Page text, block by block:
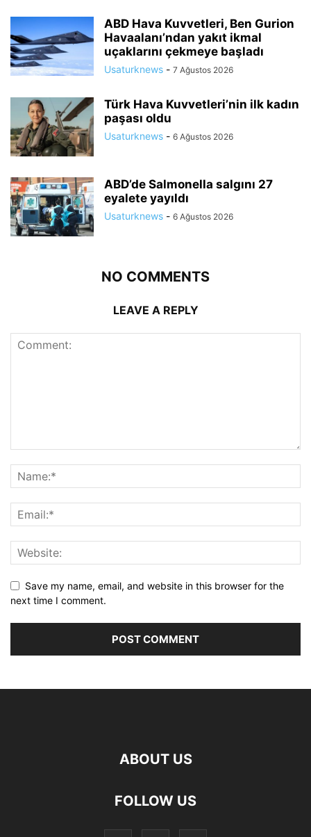
ABD Hava Kuvvetleri, Ben Gurion
Havaalanı’ndan yakıt ikmal
uçaklarını çekmeye başladı
Usaturknews - 7 Ağustos 2026
Türk Hava Kuvvetleri’nin ilk kadın
paşası oldu
Usaturknews - 6 Ağustos 2026
ABD’de Salmonella salgını 27
eyalete yayıldı
Usaturknews - 6 Ağustos 2026
NO COMMENTS
LEAVE A REPLY
Save my name, email, and website in this browser for the
next time I comment.
ABOUT US
FOLLOW US